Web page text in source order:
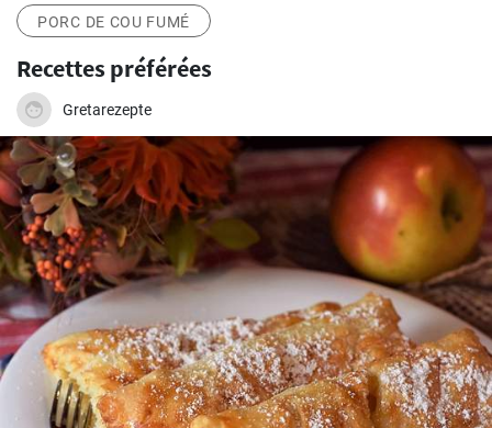
PORC DE COU FUMÉ
Recettes préférées
Gretarezepte